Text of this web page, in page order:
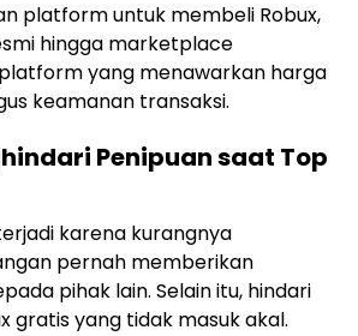
platform untuk membeli Robux,
hingga marketplace
yang menawarkan harga
keamanan transaksi.
Penipuan saat Top
karena kurangnya
pernah memberikan
pihak lain. Selain itu, hindari
gratis yang tidak masuk akal.